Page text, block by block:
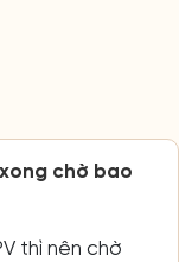
chờ bao
thì nên chờ